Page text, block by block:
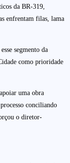
da BR-319,
enfrentam filas, lama
segmento da
como prioridade
uma obra
conciliando
o diretor-